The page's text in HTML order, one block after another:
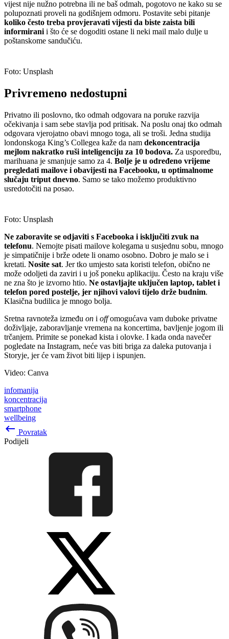
vijest nije nužno potrebna ili ne baš odmah, pogotovo ne kako su se
polupoznati proveli na godišnjem odmoru. Postavite sebi pitanje
koliko često treba provjeravati vijesti da biste zaista bili
informirani i što će se dogoditi ostane li neki mail malo dulje u
poštanskome sandučiću.
Foto: Unsplash
Privremeno nedostupni
Privatno ili poslovno, tko odmah odgovara na poruke razvija
očekivanja i sam sebe stavlja pod pritisak. Na poslu onaj tko odmah
odgovara vjerojatno obavi mnogo toga, ali se troši. Jedna studija
londonskoga King’s Collegea kaže da nam dekoncentracija
mejlom nakratko ruši inteligenciju za 10 bodova. Za usporedbu,
marihuana je smanjuje samo za 4. Bolje je u određeno vrijeme
pregledati mailove i obavijesti na Facebooku, u optimalnome
slučaju triput dnevno. Samo se tako možemo produktivno
usredotočiti na posao.
Foto: Unsplash
Ne zaboravite se odjaviti s Facebooka i isključiti zvuk na
telefonu. Nemojte pisati mailove kolegama u susjednu sobu, mnogo
je simpatičnije i brže odete li onamo osobno. Dobro je malo se i
kretati. Nosite sat. Jer tko umjesto sata koristi telefon, obično ne
može odoljeti da zaviri i u još poneku aplikaciju. Često na kraju više
ne zna što je izvorno htio. Ne ostavljajte uključen laptop, tablet i
telefon pored postelje, jer njihovi valovi tijelo drže budnim.
Klasična budilica je mnogo bolja.
Sretna ravnoteža između on i offomogućava vam duboke privatne
doživljaje, zaboravljanje vremena na koncertima, bavljenje jogom ili
trčanjem. Primite se ponekad kista i olovke. I kada onda navečer
pogledate na Instagram, neće vas biti briga za daleka putovanja i
Storyje, jer će vam život biti lijep i ispunjen.
Video: Canva
infomanija
koncentracija
smartphone
wellbeing
keyboard_backspace Povratak
Podijeli